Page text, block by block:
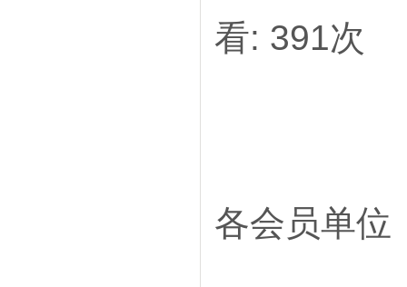
看: 391次
各会员单位